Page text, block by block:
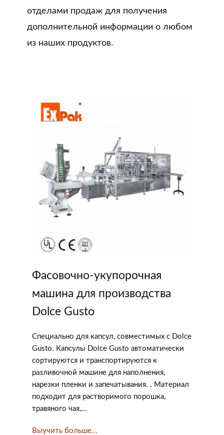
отделами продаж для получения
дополнительной информации о любом
из наших продуктов.
Фасовочно-укупорочная
машина для производства
Dolce Gusto
Специально для капсул, совместимых с Dolce
Gusto. Капсулы Dolce Gusto автоматически
сортируются и транспортируются к
разливочной машине для наполнения,
нарезки пленки и запечатывания. . Материал
подходит для растворимого порошка,
травяного чая,...
Выучить больше...